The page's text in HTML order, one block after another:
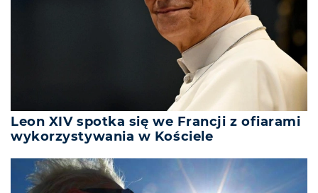
Leon XIV spotka się we Francji z ofiarami
wykorzystywania w Kościele